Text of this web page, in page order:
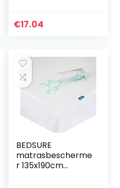
Turquoise, 1 maat
€17.04
BEDSURE
matrasbescherme
r 135x190cm